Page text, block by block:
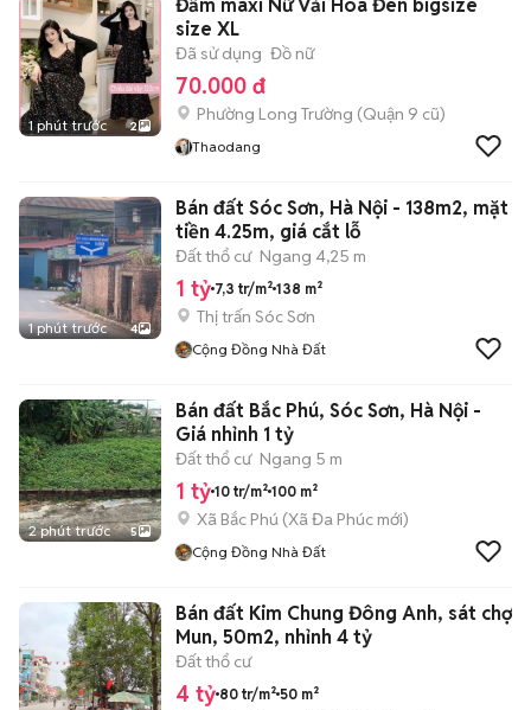
1 phút trước 2
Đầm maxi Nữ Vải Hoa Đen bigsize
size XL
Đã sử dụng Đồ nữ
70.000 đ
Phường Long Trường (Quận 9 cũ)
Thaodang
1 phút trước 4
Bán đất Sóc Sơn, Hà Nội - 138m2, mặt
tiền 4.25m, giá cắt lỗ
Đất thổ cư Ngang 4,25 m
1 tỷ 7,3 tr/m² 138 m²
Thị trấn Sóc Sơn
Cộng Đồng Nhà Đất
2 phút trước 5
Bán đất Bắc Phú, Sóc Sơn, Hà Nội -
Giá nhỉnh 1 tỷ
Đất thổ cư Ngang 5 m
1 tỷ 10 tr/m² 100 m²
Xã Bắc Phú (Xã Đa Phúc mới)
Cộng Đồng Nhà Đất
Bán đất Kim Chung Đông Anh, sát chợ
Mun, 50m2, nhỉnh 4 tỷ
Đất thổ cư
4 tỷ 80 tr/m² 50 m²